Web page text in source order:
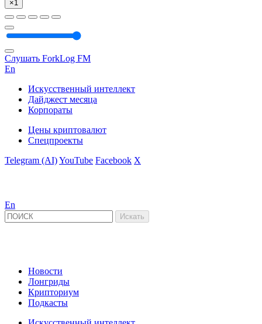
×1
Слушать ForkLog FM
En
Искусственный интеллект
Дайджест месяца
Корпораты
Цены криптовалют
Спецпроекты
Telegram (AI)YouTube Facebook X
En
Новости
Лонгриды
Крипториум
Подкасты